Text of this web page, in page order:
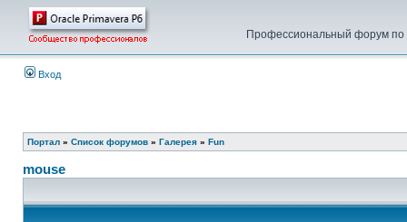
Профессиональный форум по
Вход
Портал » Список форумов » Галерея » Fun
mouse